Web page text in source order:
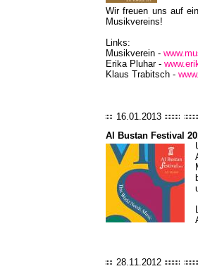
Wir freuen uns auf
Musikvereins!
Links:
Musikverein -
Erika Pluhar -
Klaus Trabitsch -
16.01.2013
Al Bustan Festival
28.11.2012